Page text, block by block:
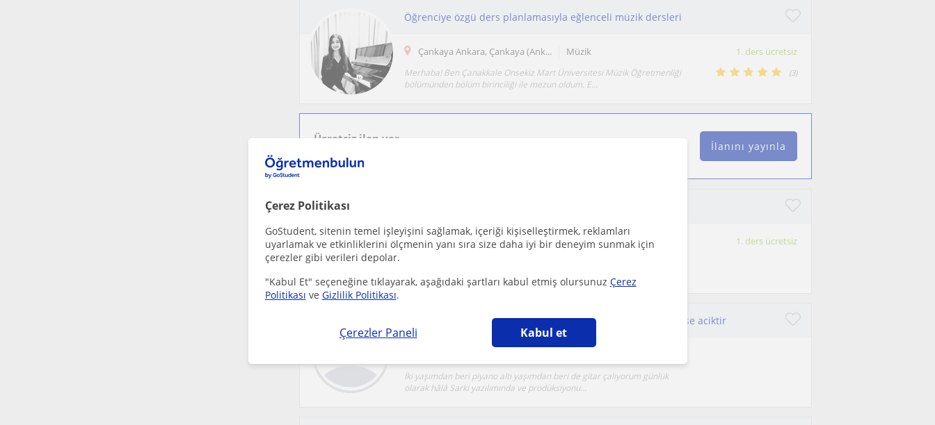
Çerez Politikası
GoStudent, sitenin temel işleyişini sağlamak, içeriği kişiselleştirmek, reklamları
uyarlamak ve etkinliklerini ölçmenin yanı sıra size daha iyi bir deneyim sunmak için
çerezler gibi verileri depolar.
"Kabul Et" seçeneğine tıklayarak, aşağıdaki şartları kabul etmiş olursunuz Çerez
Politikası ve Gizlilik Politikası.
Çerezler Paneli Kabul et
Öğrenciye özgü ders planlamasıyla eğlenceli müzik dersleri
Çankaya Ankara, Çankaya (Ank... Müzik 1. ders ücretsiz
Merhaba! Ben Çanakkale Onsekiz Mart Üniversitesi Müzik Öğretmenliği
bölümünden bölüm birinciliği ile mezun oldum. E...
(3)
Ücretsiz ilan ver
Ücretsiz bir ilan ver ve öğretmenlerin seninle iletişime geçmesini sağla
İlanını yayınla
Çankaya Ankara, Ankara Sehri... Gitar 1. ders ücretsiz
Derslerim gitar ve muzige ilgisi olan yas fark etmeden herkese aciktir
İki yaşımdan beri piyano altı yaşımdan beri de gitar çalıyorum günlük
olarak hâlâ Sarki yazılımında ve prodüksiyonu...